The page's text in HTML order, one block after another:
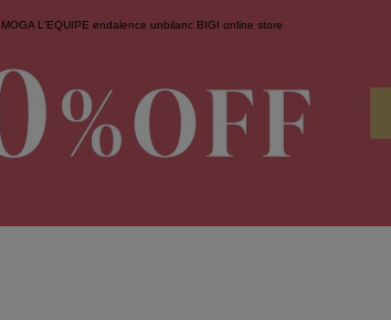
MOGA L'EQUIPE endalence unbilanc BIGI online store